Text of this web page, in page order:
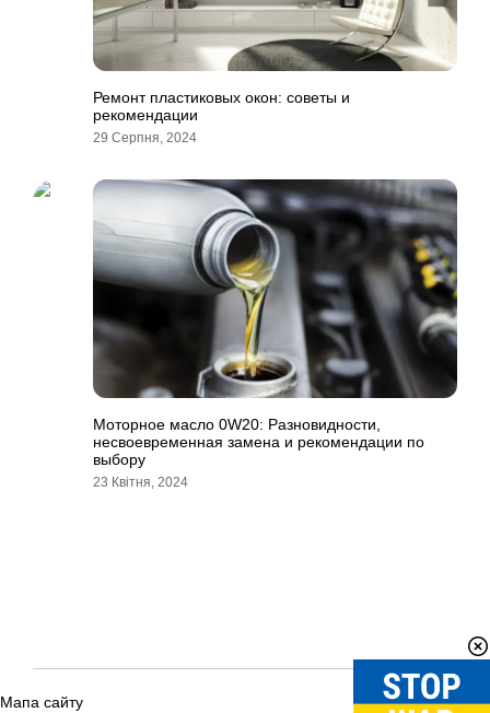
Ремонт пластиковых окон: советы и
рекомендации
29 Серпня, 2024
Моторное масло 0W20: Разновидности,
несвоевременная замена и рекомендации по
выбору
23 Квітня, 2024
Мапа сайту